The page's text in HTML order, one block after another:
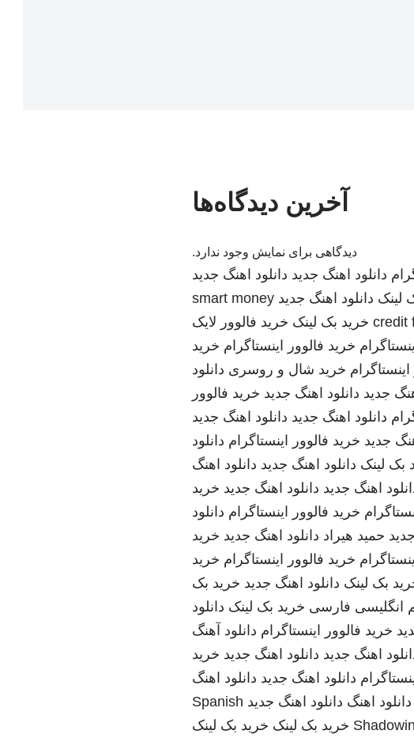
آخرین دیدگاه‌ها
دیدگاهی برای نمایش وجود ندارد.
دانلود اهنگ جدید دانلود اهنگ جدید
لینک دانلود اهنگ جدید smart money
credit خرید بک لینک خرید فالوور لایک
خرید فالوور اینستاگرام خرید
اینستاگرام خرید شال و روسری دانلود
جدید دانلود اهنگ جدید خرید فالوور
دانلود اهنگ جدید دانلود اهنگ جدید
جدید خرید فالوور اینستاگرام دانلود
بک لینک دانلود اهنگ جدید دانلود اهنگ
اهنگ جدید دانلود اهنگ جدید خرید
خرید فالوور اینستاگرام دانلود
حمید هیراد دانلود اهنگ جدید خرید
خرید فالوور اینستاگرام خرید
بک لینک دانلود اهنگ جدید خرید بک
انگلیسی فارسی خرید بک لینک دانلود
خرید فالوور اینستاگرام دانلود آهنگ
اهنگ جدید دانلود اهنگ جدید خرید
دانلود اهنگ جدید دانلود اهنگ
دانلود اهنگ دانلود اهنگ جدید Spanish
خرید بک لینک خرید بک لینک